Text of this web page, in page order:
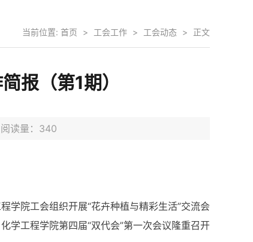
当前位置: 首页 > 工会工作 > 工会动态 > 正文
报（第1期）
量： 340
学院工会组织开展“花卉种植与精彩生活”交流会
化学工程学院第四届“双代会”第一次会议隆重召开